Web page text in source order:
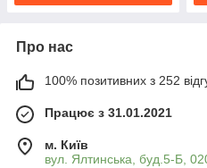
Про нас
100% позитивних з 252
Працює з 31.01.2021
м. Київ
вул. Ялтинська, буд.5-Б,